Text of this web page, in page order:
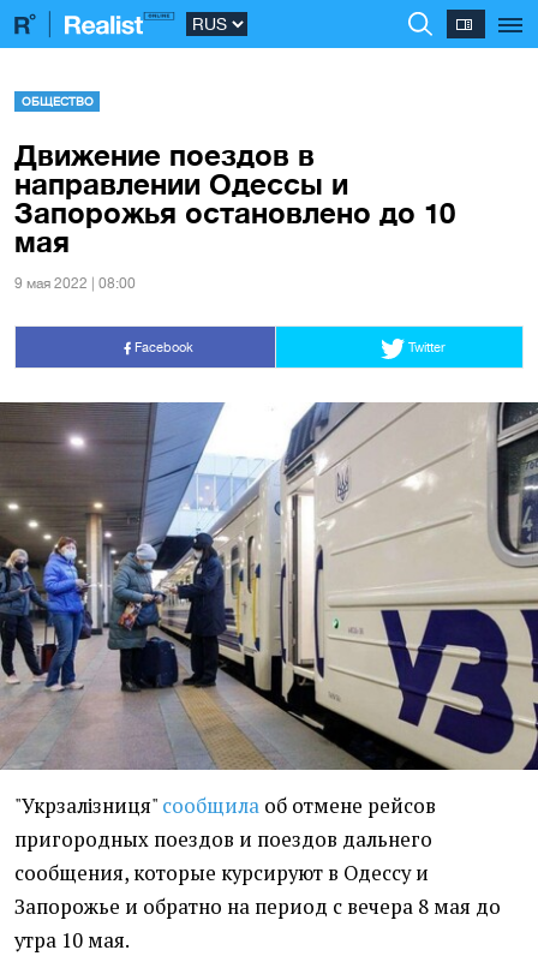
ОБЩЕСТВО
Движение поездов в
направлении Одессы и
Запорожья остановлено до 10
мая
9 мая 2022 | 08:00
Facebook Twitter
"Укрзалізниця" сообщила об отмене рейсов
пригородных поездов и поездов дальнего
сообщения, которые курсируют в Одессу и
Запорожье и обратно на период с вечера 8 мая до
утра 10 мая.